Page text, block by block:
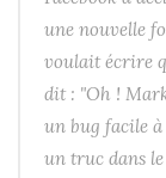
une nouvelle
voulait écrire
dit : "Oh !
un bug facile
un truc dans